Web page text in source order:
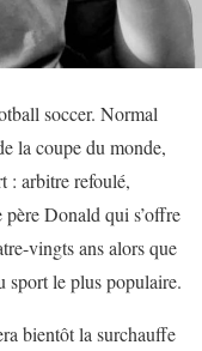
soccer. Normal
la coupe du monde,
: arbitre refoulé,
Donald qui s’offre
vingts ans alors que
sport le plus populaire.
bientôt la surchauffe